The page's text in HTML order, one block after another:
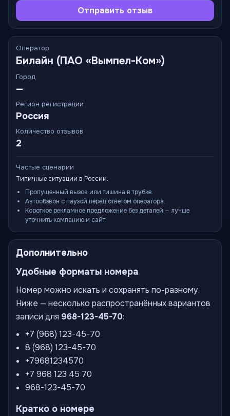
Отправить отзыв
Оператор
Билайн (ПАО «Вымпел-Ком»)
Город
—
Регион регистрации
Россия
Количество отзывов
2
Частые сценарии
Типичные ситуации в России:
Пропущенный вызов или тишина в трубке.
Автообзвон с паузой перед ответом оператора.
Короткое рекламное предложение без деталей — лучше
уточнить компанию и сайт.
Дополнительно
Удобные форматы номера
Номер можно искать и сохранять по-разному.
Ниже — несколько распространённых вариантов
записи для 968-123-45-70:
+7 (968) 123-45-70
8 (968) 123-45-70
+79681234570
+7 968 123 45 70
968-123-45-70
Кратко о номере